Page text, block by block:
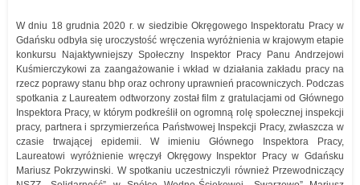
W dniu 18 grudnia 2020 r. w siedzibie Okręgowego Inspektoratu Pracy w
Gdańsku odbyła się uroczystość wręczenia wyróżnienia w krajowym etapie
konkursu Najaktywniejszy Społeczny Inspektor Pracy Panu Andrzejowi
Kuśmierczykowi za zaangażowanie i wkład w działania zakładu pracy na
rzecz poprawy stanu bhp oraz ochrony uprawnień pracowniczych. Podczas
spotkania z Laureatem odtworzony został film z gratulacjami od Głównego
Inspektora Pracy, w którym podkreślił on ogromną rolę społecznej inspekcji
pracy, partnera i sprzymierzeńca Państwowej Inspekcji Pracy, zwłaszcza w
czasie trwającej epidemii. W imieniu Głównego Inspektora Pracy,
Laureatowi wyróżnienie wręczył Okręgowy Inspektor Pracy w Gdańsku
Mariusz Pokrzywinski. W spotkaniu uczestniczyli również Przewodniczący